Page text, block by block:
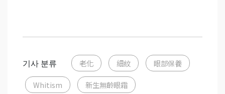
기사 분류 老化 細紋 眼部保養
Whitism 新生無齡眼霜